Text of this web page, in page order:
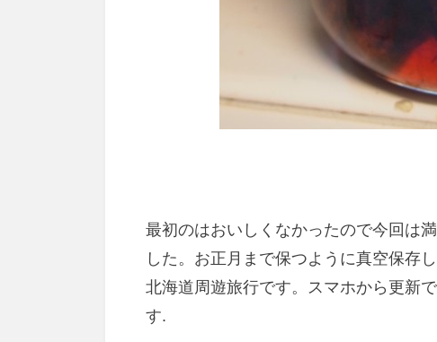
最初のはおいしくなかったので今回は
した。お正月まで保つように真空保存
北海道周遊旅行です。スマホから更新
す.